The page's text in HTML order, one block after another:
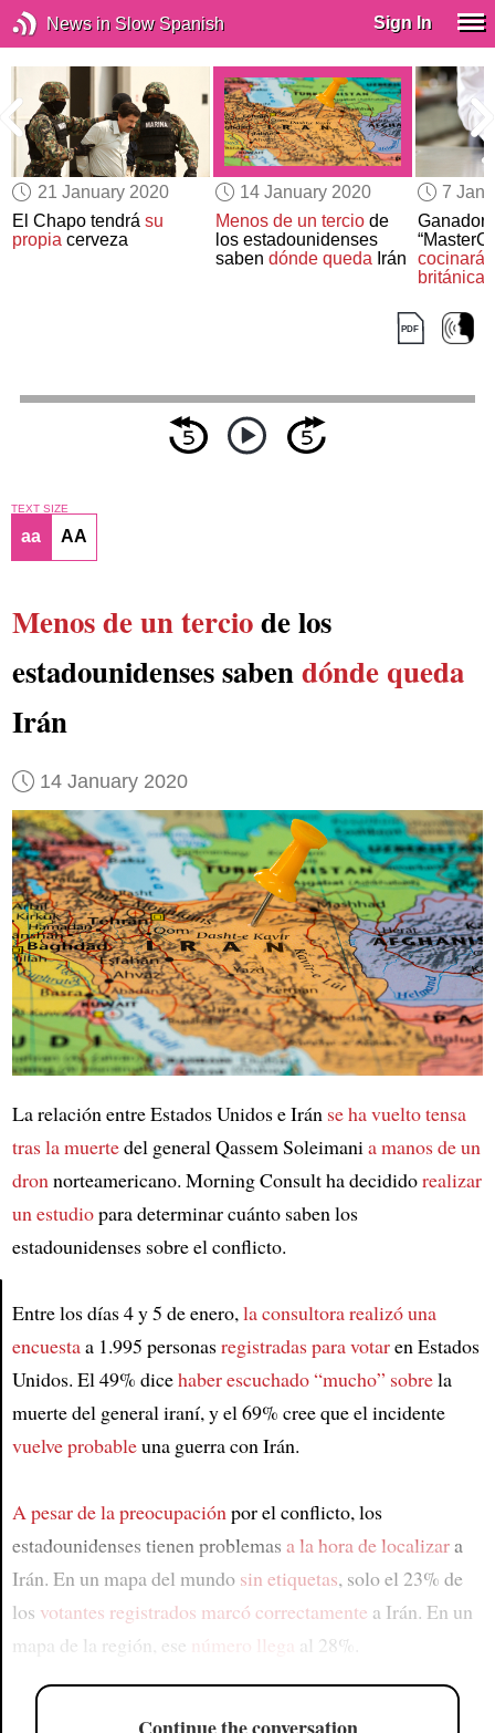
News in Slow Spanish Sign In
21 January 2020
El Chapo tendrásu
propia cerveza
14 January 2020
Menos de un terciode
los estadounidenses
saben dónde quedaIrán
7
cocinará
británica
Article
TEXT SIZE
aa AA
Menos de un terciode los
estadounidenses sabendónde queda
Irán
14 January 2020
La relación entre Estados Unidos e Irán se ha vuelto tensa
tras la muertedel general Qassem Soleimani a manos de un
dron norteamericano. Morning Consult ha decididorealizar
un estudiopara determinar cuánto saben los
estadounidenses sobre el conflicto.
Entre los días 4 y 5 de enero, la consultorarealizó una
encuestaa 1.995 personasregistradas para votaren Estados
Unidos. El 49% dicehaber escuchado “mucho” sobrela
muerte del general iraní, y el 69% cree que el incidente
vuelve probableuna guerra con Irán.
A pesar de la preocupación por el conflicto, los
estadounidenses tienen problemas a la hora de localizara
Irán. En un mapa del mundo sin etiquetas, solo el 23% de
los votantes registrados marcó correctamente a Irán. En un
mapa de la región, ese número llega al 28%.
Continue the conversation